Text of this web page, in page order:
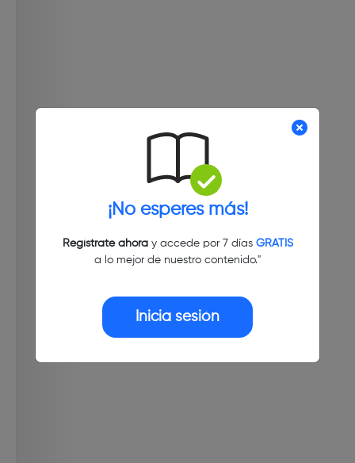
¡No esperes más!
Regístrate ahoray accede por 7 días GRATIS
a lo mejor de nuestro contenido."
Inicia sesión